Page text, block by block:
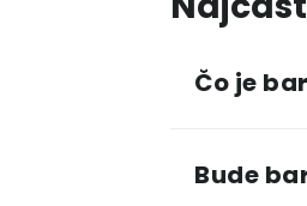
Čo je
Bude